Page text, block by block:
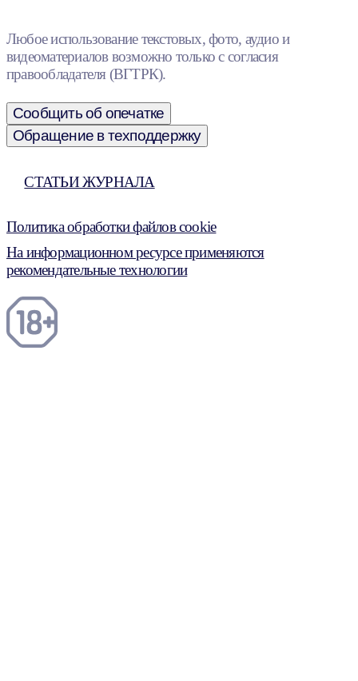
Любое использование текстовых, фото, аудио и
видеоматериалов возможно только с согласия
правообладателя (ВГТРК).
Сообщить об опечатке
Обращение в техподдержку
СТАТЬИ ЖУРНАЛА
Политика обработки файлов cookie
На информационном ресурсе применяются
рекомендательные технологии